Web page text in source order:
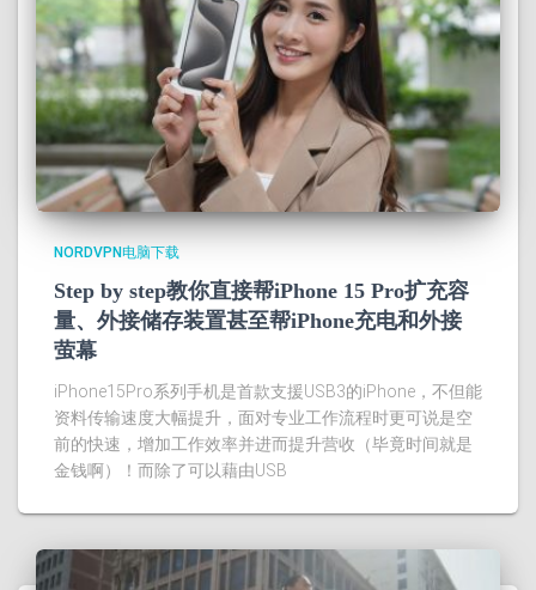
NORDVPN电脑下载
Step by step教你直接帮iPhone 15 Pro扩充容
量、外接储存装置甚至帮iPhone充电和外接
萤幕
iPhone15Pro系列手机是首款支援USB3的iPhone，不但能
资料传输速度大幅提升，面对专业工作流程时更可说是空
前的快速，增加工作效率并进而提升营收（毕竟时间就是
金钱啊）！而除了可以藉由USB